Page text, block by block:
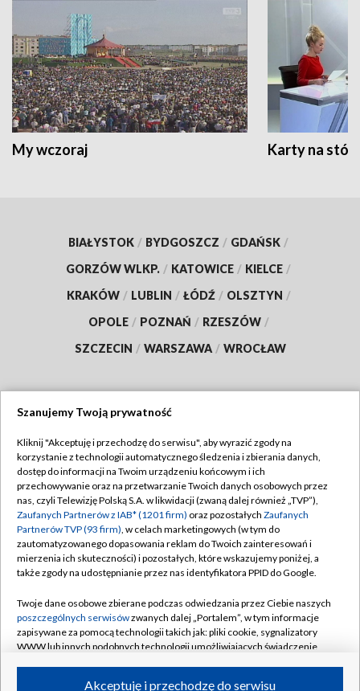
My wczoraj Karty na
BIAŁYSTOK / BYDGOSZCZ / GDAŃSK /
GORZÓW WLKP. / KATOWICE / KIELCE /
KRAKÓW / LUBLIN / ŁÓDŹ / OLSZTYN /
OPOLE / POZNAŃ / RZESZÓW /
SZCZECIN / WARSZAWA / WROCŁAW
TVP
Abonament TVP
Emisja w TVP
Centrum informacji TVP
Naziemna Telewizja Cyfrowa
Rada Programowa
System NOS
Informacje o nadawcy
Regulamin TVP
Polityka prywatności
Moje zgody
Pomoc
Kontakt
Kanały
Szanujemy Twoją prywatność
Kliknij "Akceptuję i przechodzę do serwisu", aby wyrazić zgody na
korzystanie z technologii automatycznego śledzenia i zbierania danych,
dostęp do informacji na Twoim urządzeniu końcowym i ich
przechowywanie oraz na przetwarzanie Twoich danych osobowych przez
nas, czyli Telewizję Polską S.A. w likwidacji (zwaną dalej również „TVP”),
Zaufanych Partnerów z IAB* (1201 firm) oraz pozostałych Zaufanych
Partnerów TVP (93 firm), w celach marketingowych (w tym do
zautomatyzowanego dopasowania reklam do Twoich zainteresowań i
mierzenia ich skuteczności) i pozostałych, które wskazujemy poniżej, a
także zgody na udostępnianie przez nas identyfikatora PPID do Google.
Twoje dane osobowe zbierane podczas odwiedzania przez Ciebie naszych
poszczególnych serwisówzwanych dalej „Portalem”, w tym informacje
zapisywane za pomocą technologii takich jak: pliki cookie, sygnalizatory
WWW lub innych podobnych technologii umożliwiających świadczenie
Akceptuję i przechodzę do serwisu